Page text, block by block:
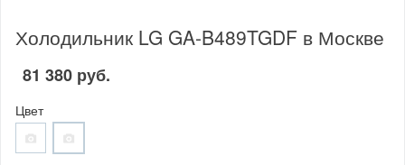
Холодильник LG GA-B489TGDF в Москве
81 380 руб.
Цвет